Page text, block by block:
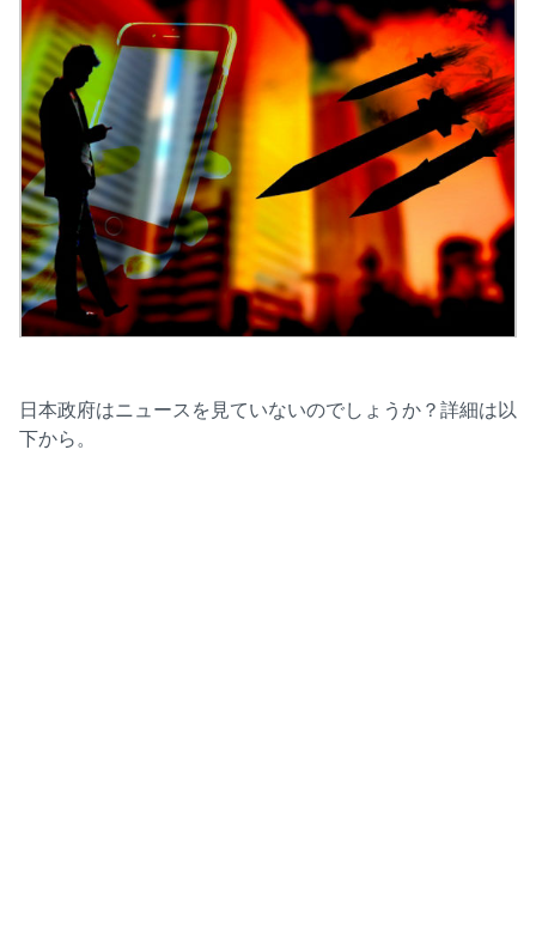
日本政府はニュースを見ていないのでしょうか？詳細は以
下から。